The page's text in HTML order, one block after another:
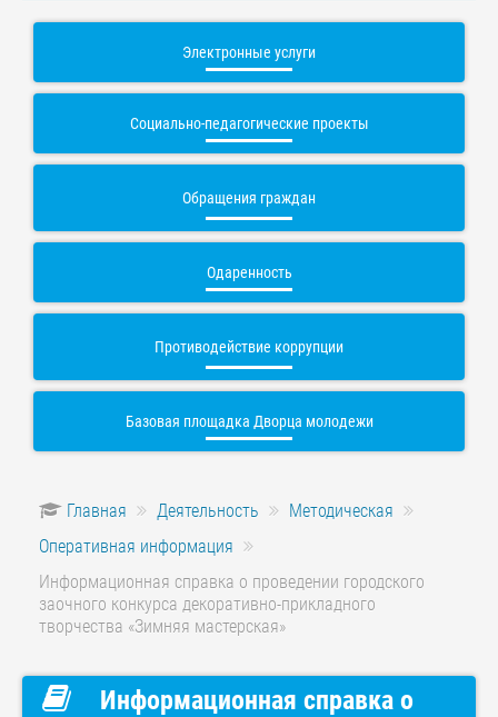
Электронные услуги
Социально-педагогические проекты
Обращения граждан
Одаренность
Противодействие коррупции
Базовая площадка Дворца молодежи
Главная Деятельность
Методическая
Оперативная информация
Информационная справка о проведении городского
заочного конкурса декоративно-прикладного
творчества «Зимняя мастерская»
Информационная справка о